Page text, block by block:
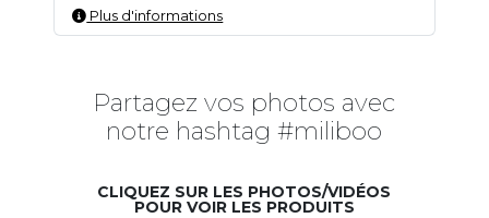
Plus d'informations
Partagez vos photos avec
notre hashtag #miliboo
CLIQUEZ SUR LES PHOTOS/VIDÉOS
POUR VOIR LES PRODUITS